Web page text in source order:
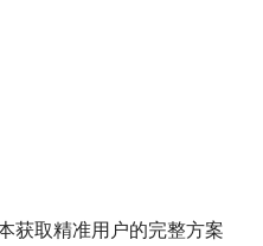
获取精准用户的完整方案